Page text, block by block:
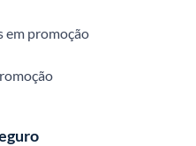
em promoção